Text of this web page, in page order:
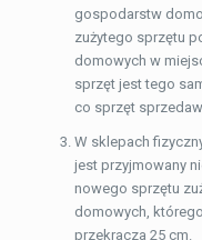
gospodarstw
zużytego sprzętu
domowych w
sprzęt jest tego
co sprzęt
W sklepach
jest przyjmowany
nowego sprzętu
domowych,
przekracza 25 cm.